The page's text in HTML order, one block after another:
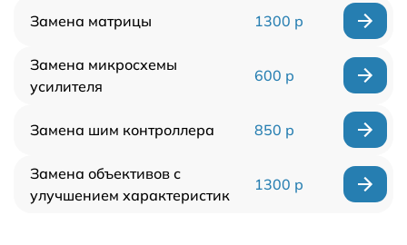
Замена матрицы 1300 р
Замена микросхемы
усилителя
600 р
Замена шим контроллера 850 р
Замена объективов с
улучшением характеристик
1300 р